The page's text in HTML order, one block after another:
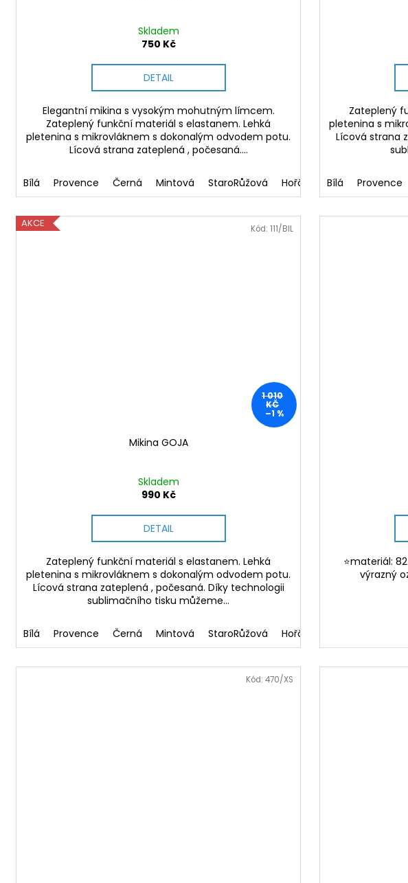
Skladem
750 Kč
DETAIL
Elegantní mikina s vysokým mohutným límcem.
Zateplený funkční materiál s elastanem. Lehká
pletenina s mikrovláknem s dokonalým odvodem potu.
Lícová strana zateplená , počesaná....
Bílá Provence Černá Mintová StaroRůžová Hořčicová
Zateplený
pletenina s
Lícová strana
Bílá Provence
AKCE
1 010
KČ
–1 %
Mikina GOJA
Skladem
990 Kč
DETAIL
Zateplený funkční materiál s elastanem. Lehká
pletenina s mikrovláknem s dokonalým odvodem potu.
Lícová strana zateplená , počesaná. Díky technologii
sublimačního tisku můžeme...
Bílá Provence Černá Mintová StaroRůžová Hořčicová
Kód: 111/BIL
⭐materiál:
výrazný
Kód: 470/XS